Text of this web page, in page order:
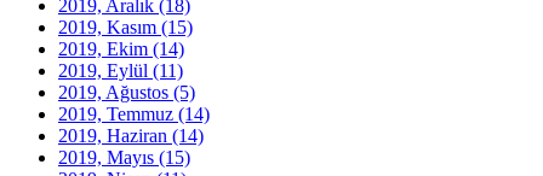
2019, Aralık (18)
2019, Kasım (15)
2019, Ekim (14)
2019, Eylül (11)
2019, Ağustos (5)
2019, Temmuz (14)
2019, Haziran (14)
2019, Mayıs (15)